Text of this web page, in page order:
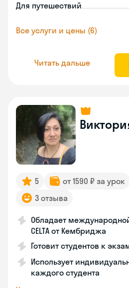
Для путешествий
Все услуги и цены (6)
Читать дальше
5 от 1590 ₽ за урок
3 отзыва
Обладает
CELTA от Кембриджа
Готовит студентов к
Использует
каждого студента